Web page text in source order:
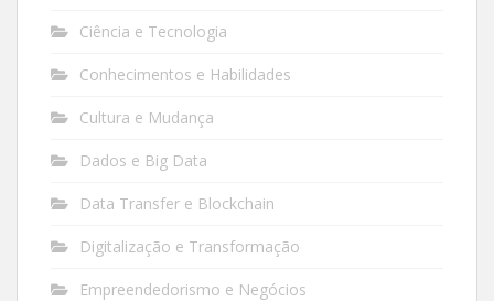
Ciência e Tecnologia
Conhecimentos e Habilidades
Cultura e Mudança
Dados e Big Data
Data Transfer e Blockchain
Digitalização e Transformação
Empreendedorismo e Negócios